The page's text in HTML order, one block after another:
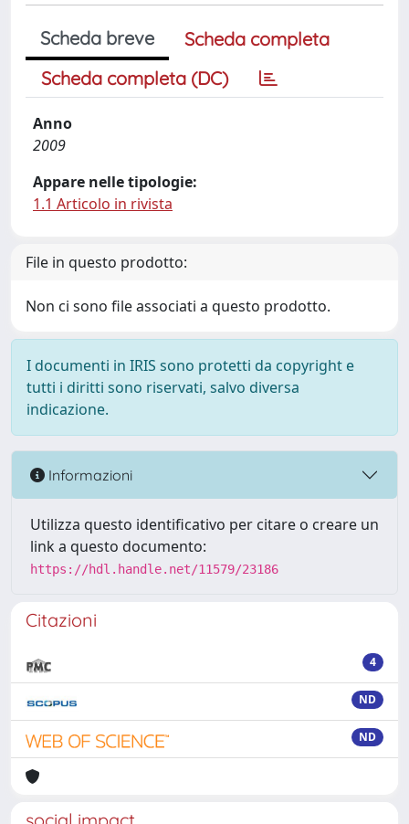
Scheda breve
Scheda completa
Scheda completa (DC)
Anno
2009
Appare nelle tipologie:
1.1 Articolo in rivista
File in questo prodotto:
Non ci sono file associati a questo prodotto.
I documenti in IRIS sono protetti da copyright e
tutti i diritti sono riservati, salvo diversa
indicazione.
Informazioni
Utilizza questo identificativo per citare o creare un
link a questo documento:
https://hdl.handle.net/11579/23186
Citazioni
4
ND
ND